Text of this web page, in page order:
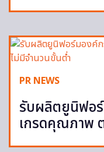
PR NEWS
รับผลิตยูนิฟอ
เกรดคุณภาพ